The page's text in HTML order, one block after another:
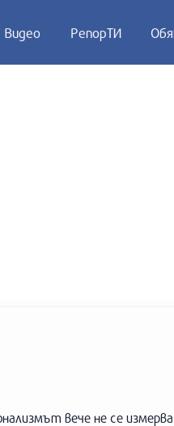
Видео РепорТИ
вече не се